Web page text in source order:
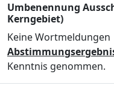
Umbenennung
Kerngebiet)
Keine Wortmeldungen
Kenntnis genommen.